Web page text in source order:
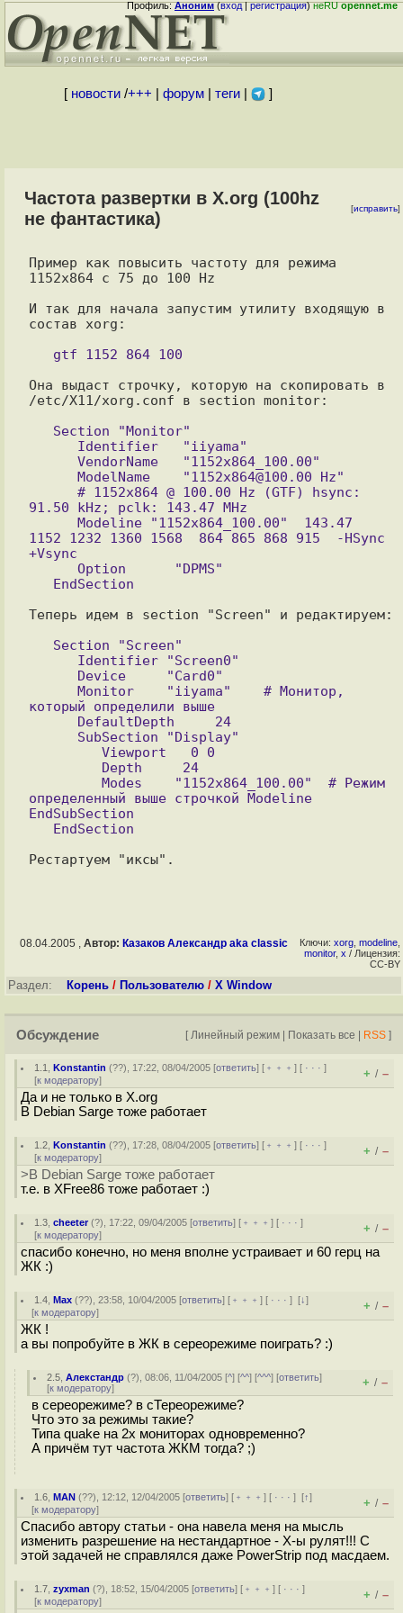
Профиль:Аноним(вход|регистрация)неRUopennet.me
[ новости/+++ форум| теги| ]
Частота развертки в X.org (100hz
не фантастика)
[исправить]
Пример как повысить частоту для режима
1152х864 с 75 до 100 Hz
И так для начала запустим утилиту входящую в
состав xorg:
Она выдаст строчку, которую на скопировать в
/etc/X11/xorg.conf в section monitor:
91.50 kHz; pclk: 143.47 MHz
1152 1232 1360 1568  864 865 868 915  -HSync
+Vsync
Теперь идем в section "Screen" и редактируем:
который определили выше
определенный выше строчкой Modeline
EndSubSection
08.04.2005 , Автор: Казаков Александр aka classic Ключи: xorg modeline
monitor, x / Лицензия:
CC-BY
Раздел: Корень / Пользователю / X Window
Обсуждение [ Линейный режим | Показать все | RSS ]
1.1 ,Konstantin (??), 17:22, 08/04/2005 [ответить] [ ﹢﹢﹢] [ · · ·]
[к модератору] + / –
Да и не только в X.org
В Debian Sarge тоже работает
1.2 ,Konstantin (??), 17:28, 08/04/2005 [ответить] [ ﹢﹢﹢] [ · · ·]
[к модератору] + / –
>В Debian Sarge тоже работает
т.е. в XFree86 тоже работает :)
1.3 ,cheeter(?), 17:22, 09/04/2005 [ответить] [ ﹢﹢﹢] [ · · ·]
[к модератору] + / –
спасибо конечно, но меня вполне устраивает и 60 герц на
ЖК :)
1.4 ,Max (??), 23:58, 10/04/2005 [ответить] [ ﹢﹢﹢] [ · · ·][↓]
[к модератору] + / –
ЖК !
а вы попробуйте в ЖК в сереорежиме поиграть? :)
2.5 ,Алекстандр (?), 08:06, 11/04/2005 [^] [^^] [^^^] [ответить]
[к модератору] + / –
в сереорежиме? в сТереорежиме?
Что это за режимы такие?
Типа quake на 2х мониторах одновременно?
А причём тут частота ЖКМ тогда? ;)
1.6 ,MAN (??), 12:12, 12/04/2005 [ответить] [ ﹢﹢﹢] [ · · ·][↑]
[к модератору] + / –
Спасибо автору статьи - она навела меня на мысль
изменить разрешение на нестандартное - X-ы рулят!!! С
этой задачей не справлялся даже PowerStrip под масдаем.
1.7 ,zyxman (?), 18:52, 15/04/2005 [ответить] [ ﹢﹢﹢] [ · · ·]
[к модератору] + / –